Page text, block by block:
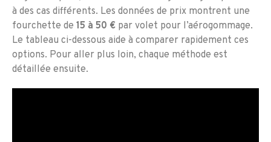
à des cas différents. Les données de prix montrent une
fourchette de 15 à 50 € par volet pour l’aérogommage.
Le tableau ci-dessous aide à comparer rapidement ces
options. Pour aller plus loin, chaque méthode est
détaillée ensuite.